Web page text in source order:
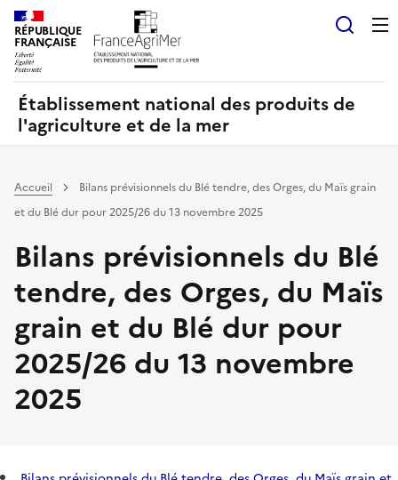
RÉPUBLIQUE
FRANÇAISE
Établissement national des produits de
l'agriculture et de la mer
Accueil
Bilans prévisionnels du Blé tendre, des Orges, du Maïs grain
et du Blé dur pour 2025/26 du 13 novembre 2025
Bilans prévisionnels du Blé
tendre, des Orges, du Maïs
grain et du Blé dur pour
2025/26 du 13 novembre
2025
Panneau de gestion des cookies